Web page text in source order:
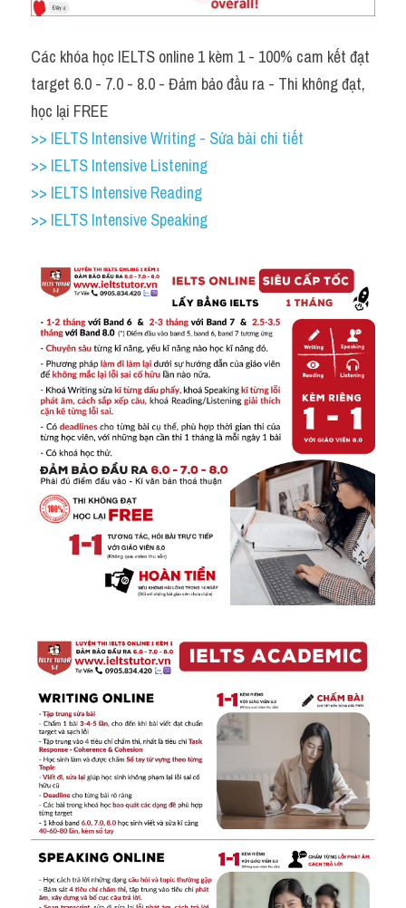
Các khóa học IELTS online 1 kèm 1 - 100% cam kết đạt
target 6.0 - 7.0 - 8.0 - Đảm bảo đầu ra - Thi không đạt,
học lại FREE
>> IELTS Intensive Writing - Sửa bài chi tiết
>> IELTS Intensive Listening
>> IELTS Intensive Reading
>> IELTS Intensive Speaking